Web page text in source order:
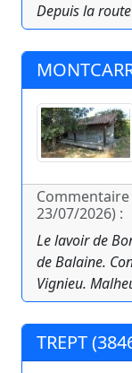
Depuis la
23/07/2026) :
Le lavoir de
de Balaine.
Vignieu.
TREPT